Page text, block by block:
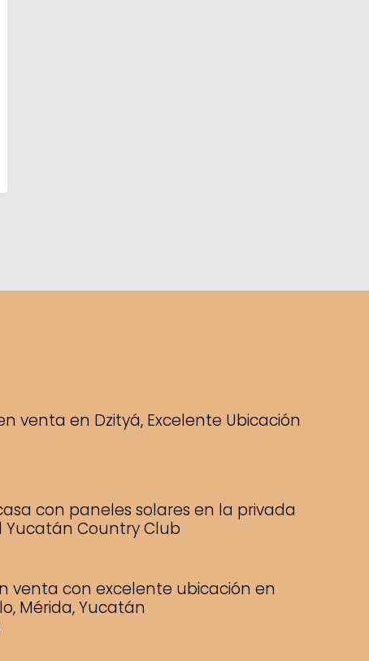
venta en Dzityá, Excelente Ubicación
con paneles solares en la privada
Yucatán Country Club
venta con excelente ubicación en
Mérida, Yucatán